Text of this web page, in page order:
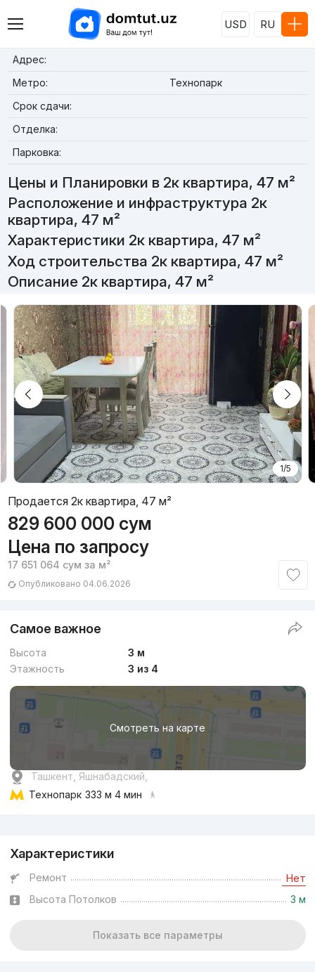
USD RU
Адрес:
Метро:
Технопарк
Срок сдачи:
Отделка:
Парковка:
Цены и Планировки в 2к квартира, 47 м²
Расположение и инфраструктура 2к
квартира, 47 м²
Характеристики 2к квартира, 47 м²
Ход строительства 2к квартира, 47 м²
Описание 2к квартира, 47 м²
1/5
Продается 2к квартира, 47 м²
829 600 000 сум
Цена по запросу
17 651 064 сум за м²
Опубликовано 04.06.2026
Самое важное
Высота
3 м
Этажность
3 из 4
Смотреть на карте
Ташкент, Яшнабадский,
Технопарк 333 м 4 мин
Характеристики
Ремонт Нет
Высота Потолков 3 м
Показать все параметры